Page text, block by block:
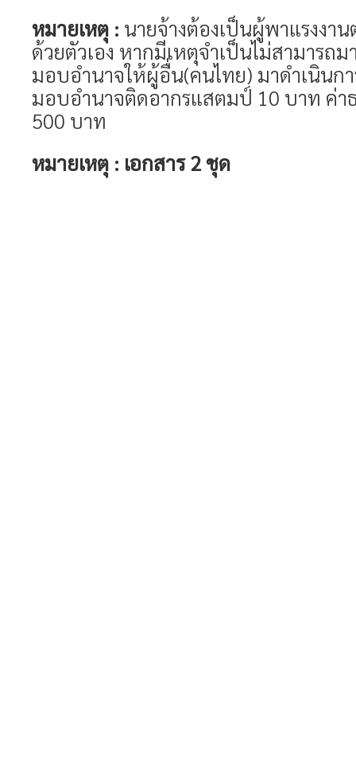
หมายเหตุ : นายจ้างต้องเป็นผู้พาแรงงา
ด้วยตัวเอง หากมีเหตุจำเป็นไม่สามารถม
มอบอำนาจให้ผู้อื่น(คนไทย) มาดำเนินก
มอบอำนาจติดอากรแสตมป์ 10 บาท ค่า
500 บาท
หมายเหตุ : เอกสาร 2 ชุด